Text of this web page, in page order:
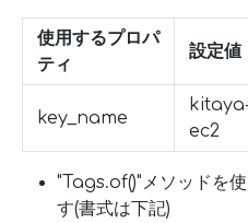
使用するプロパ
ティ
設定値
key_name
ec2
"Tags.of()"メソッドを
す(書式は下記)